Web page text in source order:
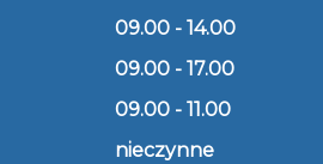
09.00 - 14.00
09.00 - 17.00
09.00 - 11.00
nieczynne